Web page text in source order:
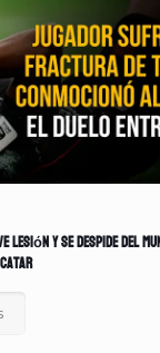
lesión y se despide del